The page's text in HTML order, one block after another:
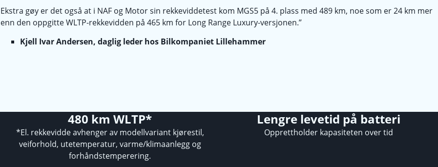
Ekstra gøy er det også at i NAF og Motor sin rekkeviddetest kom MGS5 på 4. plass med 489 km, noe som er 24 km mer
enn den oppgitte WLTP-rekkevidden på 465 km for Long Range Luxury-versjonen.”
Kjell Ivar Andersen, daglig leder hos Bilkompaniet Lillehammer
480 km WLTP*
*El. rekkevidde avhenger av modellvariant kjørestil,
veiforhold, utetemperatur, varme/klimaanlegg og
forhåndstemperering.
Lengre levetid på batteri
Opprettholder kapasiteten over tid